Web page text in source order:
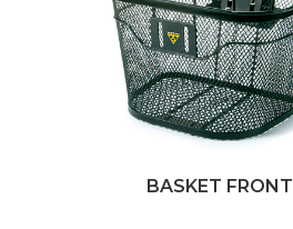
BASKET FRONT